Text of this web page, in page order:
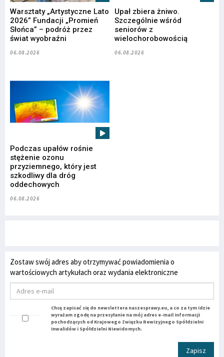
Warsztaty „Artystyczne Lato
2026” Fundacji „Promień
Słońca” – podróż przez
świat wyobraźni
06.08.2026
Upał zbiera żniwo.
Szczególnie wśród
seniorów z
wielochorobowością
06.08.2026
Podczas upałów rośnie
stężenie ozonu
przyziemnego, który jest
szkodliwy dla dróg
oddechowych
06.08.2026
Zostaw swój adres aby otrzymywać powiadomienia o
wartościowych artykułach oraz wydania elektroniczne
Chcę zapisać się do newslettera naszesprawy.eu, a co za tym idzie
wyrażam zgodę na przesyłanie na mój adres e-mail informacji
pochodzących od Krajowego Związku Rewizyjnego Spółdzielni
Inwalidów i Spółdzielni Niewidomych.
Zapisz